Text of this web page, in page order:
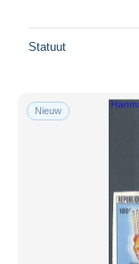
Statuut
Nieuw